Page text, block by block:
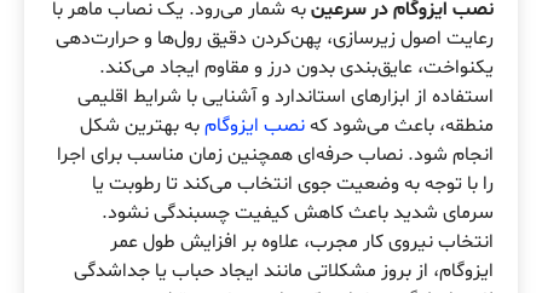
نصب ایزوگام در سرعینبه شمار می‌رود. یک نصاب ماهر با
رعایت اصول زیرسازی، پهن‌کردن دقیق رول‌ها و حرارت‌دهی
یکنواخت، عایق‌بندی بدون درز و مقاوم ایجاد می‌کند.
استفاده از ابزارهای استاندارد و آشنایی با شرایط اقلیمی
منطقه، باعث می‌شود کهنصب ایزوگامبه بهترین شکل
انجام شود. نصاب حرفه‌ای همچنین زمان مناسب برای اجرا
را با توجه به وضعیت جوی انتخاب می‌کند تا رطوبت یا
سرمای شدید باعث کاهش کیفیت چسبندگی نشود.
انتخاب نیروی کار مجرب، علاوه بر افزایش طول عمر
ایزوگام، از بروز مشکلاتی مانند ایجاد حباب یا جداشدگی